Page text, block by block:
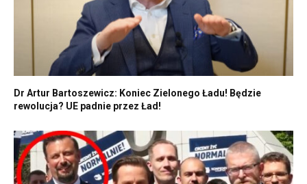
Dr Artur Bartoszewicz: Koniec Zielonego Ładu! Będzie
rewolucja? UE padnie przez Ład!